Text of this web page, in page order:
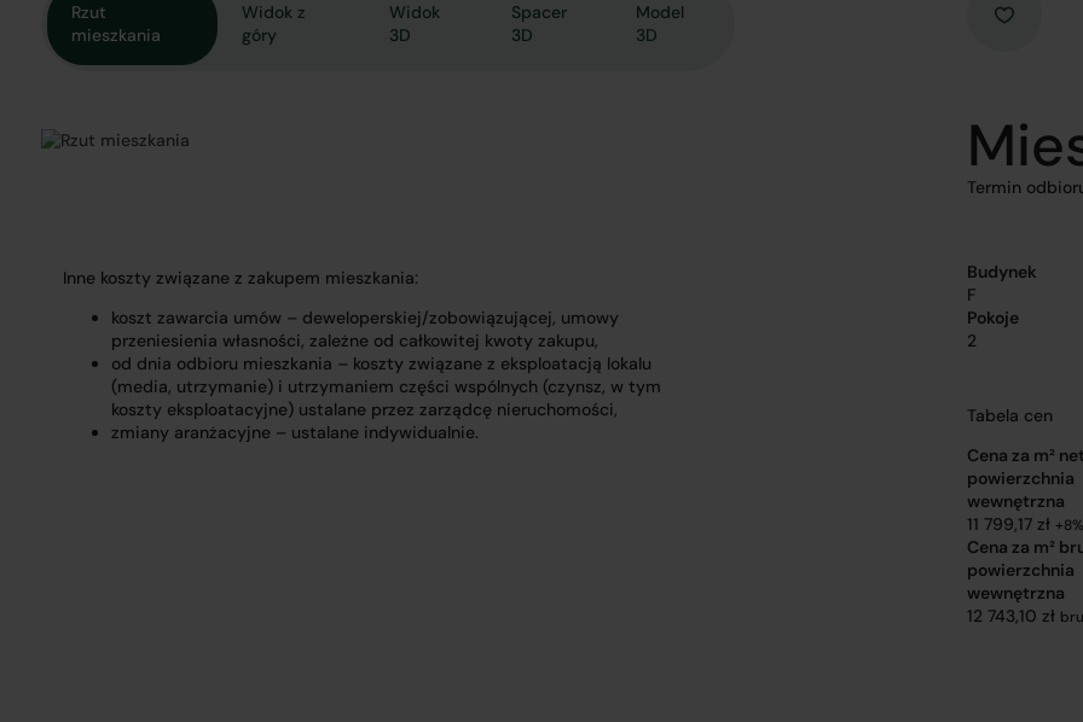
Rzut
mieszkania
Widok z
góry
Widok
3D
Spacer
3D
Model
3D
Inne koszty związane z zakupem mieszkania:
koszt zawarcia umów – deweloperskiej/zobowiązującej, umowy
przeniesienia własności, zależne od całkowitej kwoty zakupu,
od dnia odbioru mieszkania – koszty związane z eksploatacją lokalu
(media, utrzymanie) i utrzymaniem części wspólnych (czynsz, w tym
koszty eksploatacyjne) ustalane przez zarządcę nieruchomości,
zmiany aranżacyjne – ustalane indywidualnie.
Termin
Budynek
F
Pokoje
2
Tabela cen
Cena za m²
powierzchnia
wewnętrzna
11 799,17 zł
Cena za m²
powierzchnia
wewnętrzna
12 743,10 zł